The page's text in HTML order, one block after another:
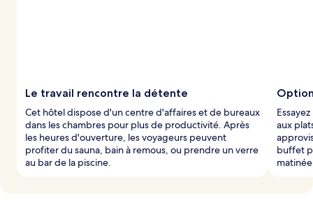
Le travail rencontre la détente
Cet hôtel dispose d'un centre d'affaires et de bureaux
dans les chambres pour plus de productivité. Après
les heures d'ouverture, les voyageurs peuvent
profiter du sauna, bain à remous, ou prendre un verre
au bar de la piscine.
aux
buffet